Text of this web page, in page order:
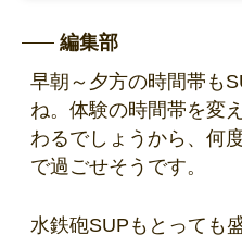
編集部
早朝～夕方の時間帯も
ね。体験の時間帯を変
わるでしょうから、何
で過ごせそうです。
水鉄砲SUPもとっても